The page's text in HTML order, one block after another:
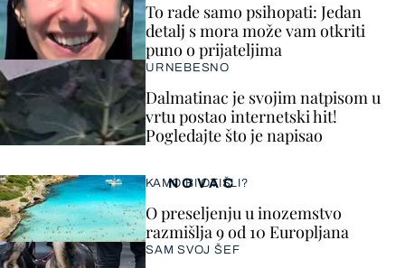
To rade samo psihopati: Jedan
detalj s mora može vam otkriti
puno o prijateljima
URNEBESNO
Dalmatinac je svojim natpisom u
vrtu postao internetski hit!
Pogledajte što je napisao
NOVAC
KAMO BI OTIŠLI?
O preseljenju u inozemstvo
razmišlja 9 od 10 Europljana
SAM SVOJ ŠEF